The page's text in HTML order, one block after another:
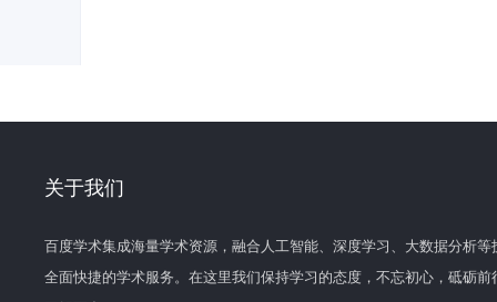
关于我们
百度学术集成海量学术资源，融合人工智能、深度学习、大数据分析
全面快捷的学术服务。在这里我们保持学习的态度，不忘初心，砥砺前